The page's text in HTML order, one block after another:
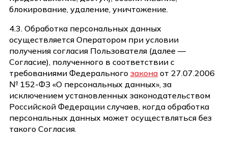
блокирование, удаление, уничтожение.
4.3. Обработка персональных данных
осуществляется Оператором при условии
получения согласия Пользователя (далее —
Согласие), полученного в соответствии с
требованиями Федерального закона от 27.07.2006
№ 152-ФЗ «О персональных данных», за
исключением установленных законодательством
Российской Федерации случаев, когда обработка
персональных данных может осуществляться без
такого Согласия.